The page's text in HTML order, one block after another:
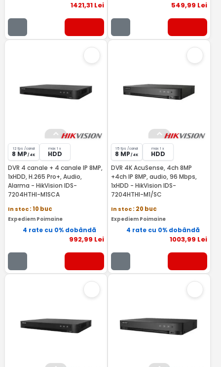
1421,31Lei 549,99 Lei
12 fps /canal
8 MP / 4K
max 1 x
HDD
DVR 4 canale + 4 canale IP 8MP,
1xHDD, H.265 Pro+, Audio,
Alarma - HikVision IDS-
7204HTHI-M1SCA
In stoc: 10 buc
Expediem Poimaine
4 rate cu 0% dobândă
992,99 Lei
15 fps /canal
8 MP / 4K
max 1 x
HDD
DVR 4K AcuSense, 4ch 8MP
+4ch IP 8MP, audio, 96 Mbps,
1xHDD - HikVision IDS-
7204HTHI-M1/SC
In stoc: 20 buc
Expediem Poimaine
4 rate cu 0% dobândă
1003,99 Lei